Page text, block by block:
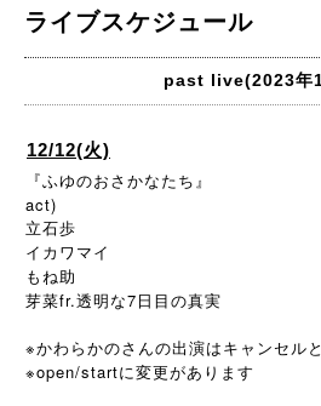
ライブスケジュール
past live(2023年
12/12(火)
『ふゆのおさかなたち』
act)
立石歩
イカワマイ
もね助
芽菜fr.透明な7日目の真実
※かわらかのさんの出演はキャンセル
※open/startに変更があります